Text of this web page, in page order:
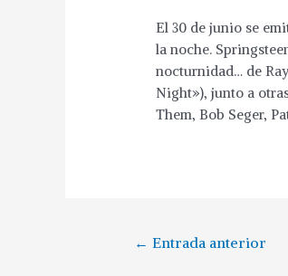
El 30 de junio se
la noche.
nocturnidad… de
Night»), junto a
Them, Bob Seger,
Navegación
← Entrada anterior